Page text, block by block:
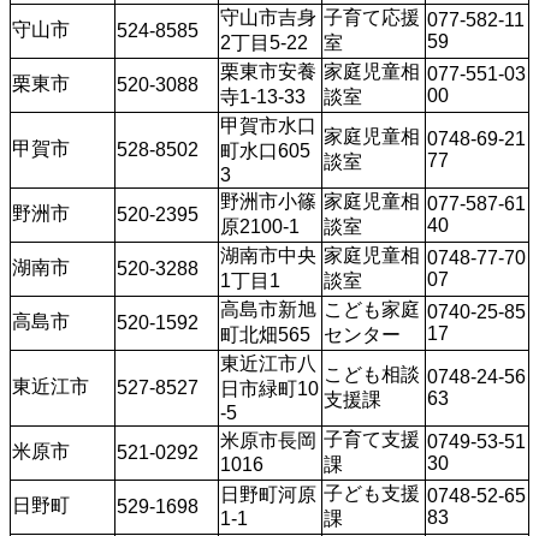
守山市 524-8585
守山市吉身
2丁目5-22
子育て応援
室
077-582-11
59
栗東市 520-3088
栗東市安養
寺1-13-33
家庭児童相
談室
077-551-03
00
甲賀市 528-8502
甲賀市水口
町水口605
3
家庭児童相
談室
0748-69-21
77
野洲市 520-2395
野洲市小篠
原2100-1
家庭児童相
談室
077-587-61
40
湖南市 520-3288
湖南市中央
1丁目1
家庭児童相
談室
0748-77-70
07
高島市 520-1592
高島市新旭
町北畑565
こども家庭
センター
0740-25-85
17
東近江市 527-8527
東近江市八
日市緑町10
-5
こども相談
支援課
0748-24-56
63
米原市 521-0292
米原市長岡
1016
子育て支援
課
0749-53-51
30
日野町 529-1698
日野町河原
1-1
子ども支援
課
0748-52-65
83